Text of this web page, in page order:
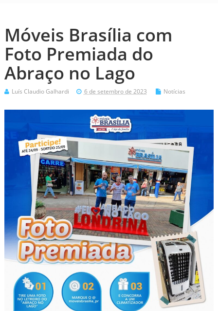
Móveis Brasília com
Foto Premiada do
Abraço no Lago
Luís Claudio Galhardi 6 de setembro de 2023 Notícias